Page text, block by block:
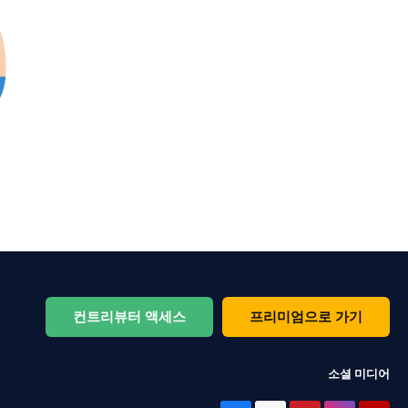
컨트리뷰터 액세스 프리미엄으로 가기
소셜 미디어